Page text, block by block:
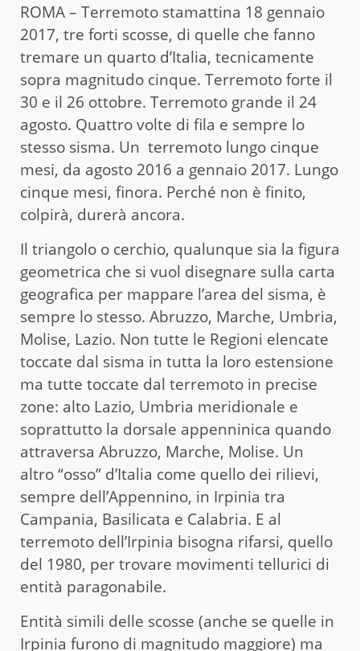
ROMA – Terremoto stamattina 18 gennaio
2017, tre forti scosse, di quelle che fanno
tremare un quarto d’Italia, tecnicamente
sopra magnitudo cinque. Terremoto forte il
30 e il 26 ottobre. Terremoto grande il 24
agosto. Quattro volte di fila e sempre lo
stesso sisma. Un terremoto lungo cinque
mesi, da agosto 2016 a gennaio 2017. Lungo
cinque mesi, finora. Perché non è finito,
colpirà, durerà ancora.
Il triangolo o cerchio, qualunque sia la figura
geometrica che si vuol disegnare sulla carta
geografica per mappare l’area del sisma, è
sempre lo stesso. Abruzzo, Marche, Umbria,
Molise, Lazio. Non tutte le Regioni elencate
toccate dal sisma in tutta la loro estensione
ma tutte toccate dal terremoto in precise
zone: alto Lazio, Umbria meridionale e
soprattutto la dorsale appenninica quando
attraversa Abruzzo, Marche, Molise. Un
altro “osso” d’Italia come quello dei rilievi,
sempre dell’Appennino, in Irpinia tra
Campania, Basilicata e Calabria. E al
terremoto dell’Irpinia bisogna rifarsi, quello
del 1980, per trovare movimenti tellurici di
entità paragonabile.
Entità simili delle scosse (anche se quelle in
Irpinia furono di magnitudo maggiore) ma